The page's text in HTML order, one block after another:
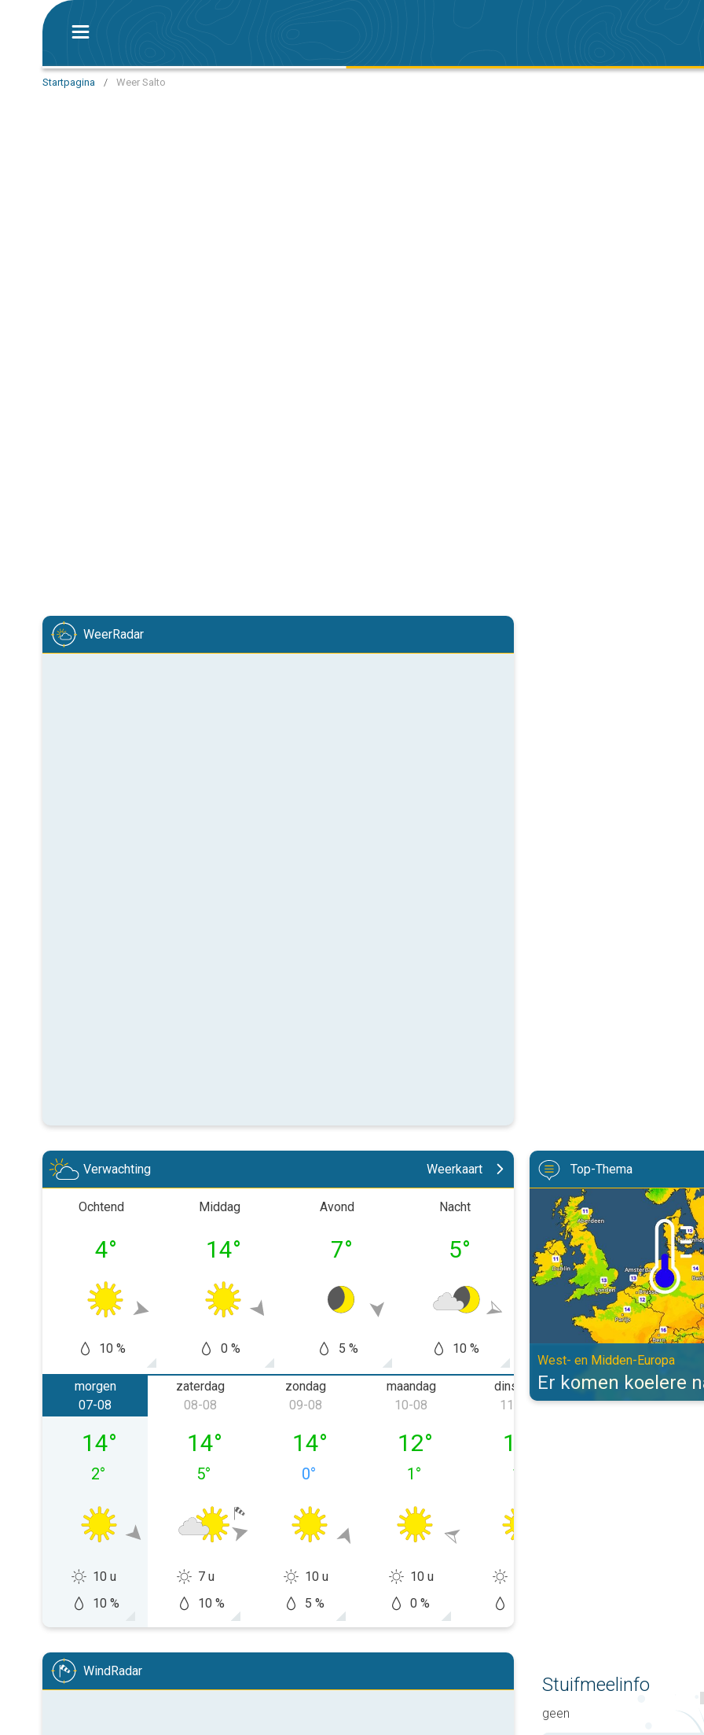
Startpagina / Weer Salto
WeerRadar
Verwachting Weerkaart
Ochtend
4°
10 %
Middag
14°
0 %
Avond
7°
5 %
Nacht
5°
10 %
Ochtend
6°
10 %
14
5
morgen
vrijdag 07-08
07-08
14°
2°
10 u
10 %
zaterdag
zaterdag 08-08
08-08
14°
5°
7 u
10 %
zondag
zondag 09-08
09-08
14°
0°
10 u
5 %
maandag
maandag 10-08
10-08
12°
1 °
10 u
0 %
dinsdag
11-08
12
1
woensdag
12-08
Top-Thema
Er komen koelere nachten aan.
West- en Midden-Europa
Er komen koelere
WindRadar
Stuifmeelinfo
geen